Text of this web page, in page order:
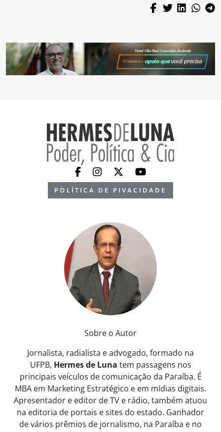
POLÍTICA DE PIVACIDADE
Sobre o Autor
Jornalista, radialista e advogado, formado na
UFPB, Hermes de Luna tem passagens nos
principais veículos de comunicação da Paraíba. É
MBA em Marketing Estratégico e em mídias digitais.
Apresentador e editor de TV e rádio, também atuou
na editoria de portais e sites do estado. Ganhador
de vários prêmios de jornalismo, na Paraíba e no